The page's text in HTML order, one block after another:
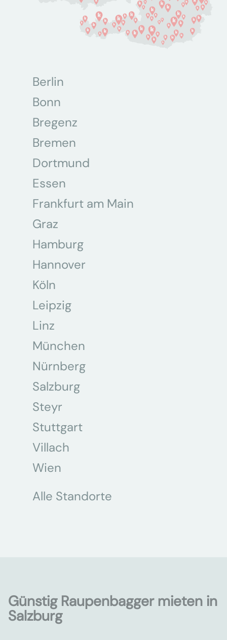
Berlin
Bonn
Bregenz
Bremen
Dortmund
Essen
Frankfurt am Main
Graz
Hamburg
Hannover
Köln
Leipzig
Linz
München
Nürnberg
Salzburg
Steyr
Stuttgart
Villach
Wien
Alle Standorte
Günstig Raupenbagger mieten in
Salzburg